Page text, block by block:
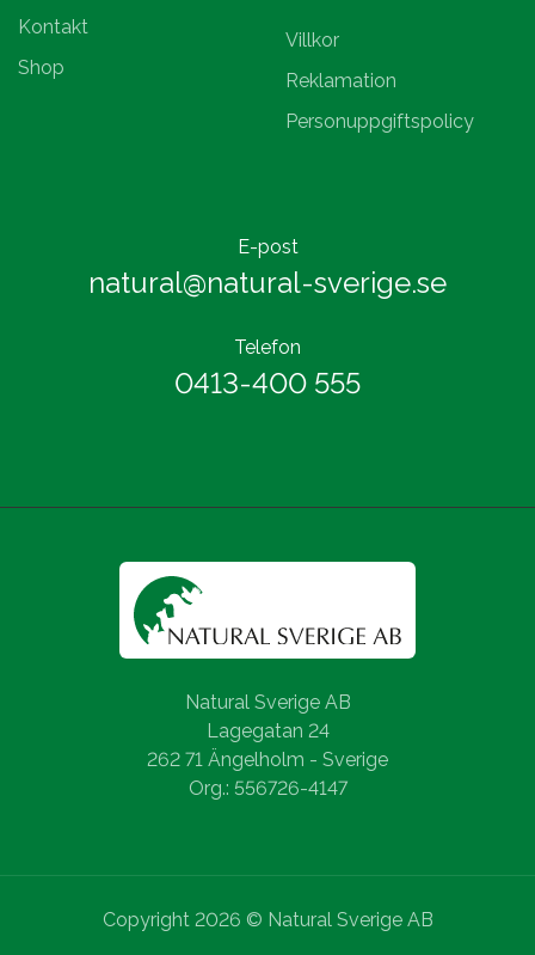
Kontakt
Shop
Villkor
Reklamation
Personuppgiftspolicy
E-post
natural@natural-sverige.se
Telefon
0413-400 555
Natural Sverige AB
Lagegatan 24
262 71 Ängelholm - Sverige
Org.: 556726-4147
Copyright 2026 © Natural Sverige AB